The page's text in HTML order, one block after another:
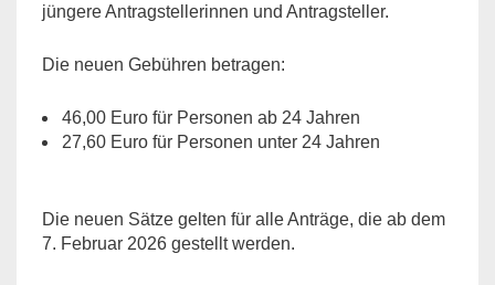
jüngere Antragstellerinnen und Antragsteller.
Die neuen Gebühren betragen:
46,00 Euro für Personen ab 24 Jahren
27,60 Euro für Personen unter 24 Jahren
Die neuen Sätze gelten für alle Anträge, die ab dem
7. Februar 2026 gestellt werden.